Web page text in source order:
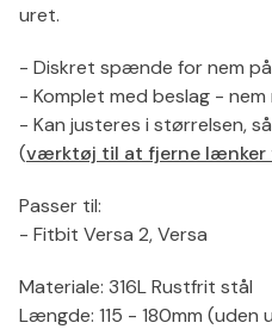
uret.
- Diskret spænde for nem
- Komplet med beslag -
- Kan justeres i størrelsen,
(værktøj til at fjerne lænker
Passer til:
- Fitbit Versa 2, Versa
Materiale: 316L Rustfrit stål
Længde: 115 - 180mm (uden